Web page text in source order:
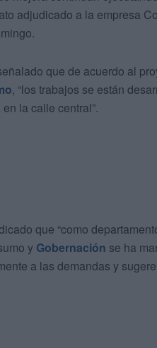
adjudicado a la empresa
que de acuerdo al
, “los trabajos se están
la calle central”.
que “como
y Gobernación se ha
a las demandas y